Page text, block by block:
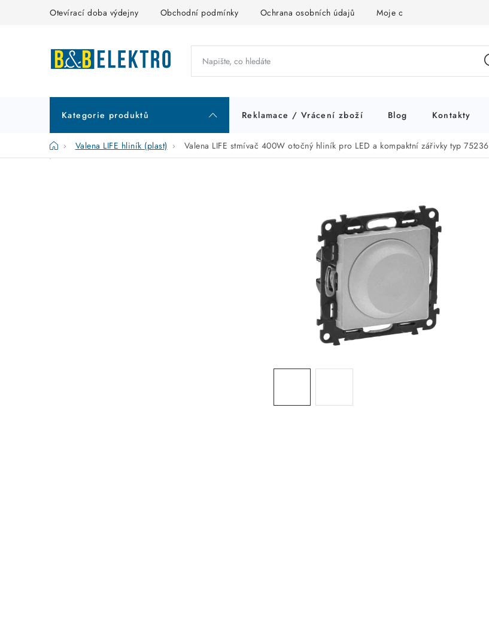
Otevírací doba výdejny Obchodní podmínky Ochrana osobních údajů Moje objednávka
Kategorie produktů Reklamace / Vrácení zboží Blog Kontakty
DomůValena LIFE hliník (plast) Valena LIFE stmívač 400W otočný hliník pro LED a kompaktní zářivky typ
P